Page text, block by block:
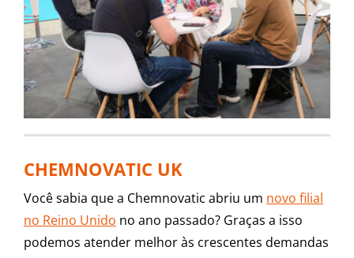
CHEMNOVATIC UK
Você sabia que a Chemnovatic abriu um novo filial
no Reino Unido no ano passado? Graças a isso
podemos atender melhor às crescentes demandas